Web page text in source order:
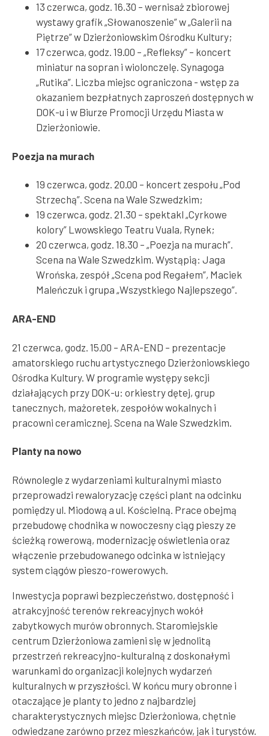
13 czerwca, godz. 16.30 – wernisaż zbiorowej
wystawy grafik „Słowanoszenie” w „Galerii na
Piętrze” w Dzierżoniowskim Ośrodku Kultury;
17 czerwca, godz. 19.00 – „Refleksy” – koncert
miniatur na sopran i wiolonczelę. Synagoga
„Rutika”. Liczba miejsc ograniczona - wstęp za
okazaniem bezpłatnych zaproszeń dostępnych w
DOK-u i w Biurze Promocji Urzędu Miasta w
Dzierżoniowie.
Poezja na murach
19 czerwca, godz. 20.00 – koncert zespołu „Pod
Strzechą”. Scena na Wale Szwedzkim;
19 czerwca, godz. 21.30 – spektakl „Cyrkowe
kolory” Lwowskiego Teatru Vuala, Rynek;
20 czerwca, godz. 18.30 – „Poezja na murach”.
Scena na Wale Szwedzkim. Wystąpią: Jaga
Wrońska, zespół „Scena pod Regałem”, Maciek
Maleńczuk i grupa „Wszystkiego Najlepszego”.
ARA-END
21 czerwca, godz. 15.00 – ARA-END – prezentacje
amatorskiego ruchu artystycznego Dzierżoniowskiego
Ośrodka Kultury. W programie występy sekcji
działających przy DOK-u: orkiestry dętej, grup
tanecznych, mażoretek, zespołów wokalnych i
pracowni ceramicznej. Scena na Wale Szwedzkim.
Planty na nowo
Równolegle z wydarzeniami kulturalnymi miasto
przeprowadzi rewaloryzację części plant na odcinku
pomiędzy ul. Miodową a ul. Kościelną. Prace obejmą
przebudowę chodnika w nowoczesny ciąg pieszy ze
ścieżką rowerową, modernizację oświetlenia oraz
włączenie przebudowanego odcinka w istniejący
system ciągów pieszo-rowerowych.
Inwestycja poprawi bezpieczeństwo, dostępność i
atrakcyjność terenów rekreacyjnych wokół
zabytkowych murów obronnych. Staromiejskie
centrum Dzierżoniowa zamieni się w jednolitą
przestrzeń rekreacyjno-kulturalną z doskonałymi
warunkami do organizacji kolejnych wydarzeń
kulturalnych w przyszłości. W końcu mury obronne i
otaczające je planty to jedno z najbardziej
charakterystycznych miejsc Dzierżoniowa, chętnie
odwiedzane zarówno przez mieszkańców, jak i turystów.